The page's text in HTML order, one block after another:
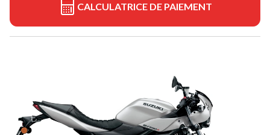
CALCULATRICE DE PAIEMENT